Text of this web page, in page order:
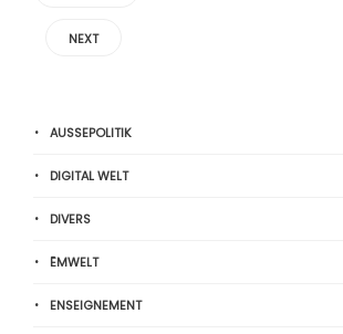
NEXT
AUSSEPOLITIK
DIGITAL WELT
DIVERS
ËMWELT
ENSEIGNEMENT